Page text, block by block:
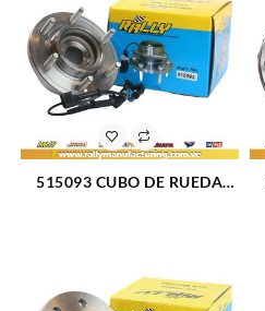
515093 CUBO DE RUEDA